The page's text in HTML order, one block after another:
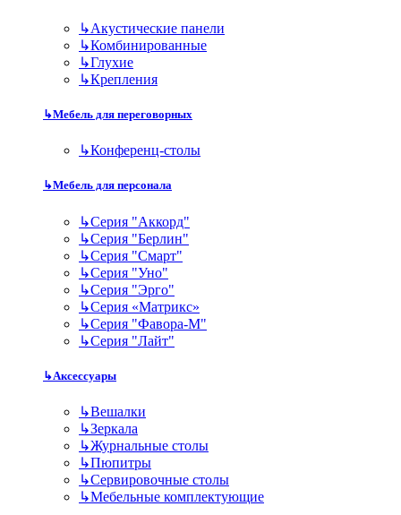
↳Акустические панели
↳Комбинированные
↳Глухие
↳Крепления
↳Мебель для переговорных
↳Конференц-столы
↳Мебель для персонала
↳Серия "Аккорд"
↳Серия "Берлин"
↳Серия "Смарт"
↳Серия "Уно"
↳Серия "Эрго"
↳Серия «Матрикс»
↳Серия "Фавора-М"
↳Серия "Лайт"
↳Аксессуары
↳Вешалки
↳Зеркала
↳Журнальные столы
↳Пюпитры
↳Сервировочные столы
↳Мебельные комплектующие